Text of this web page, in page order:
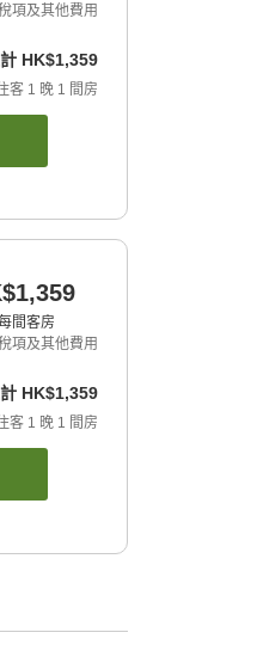
項及其他費用
HK$1,359
客 1 晚 1 間房
間客房
項及其他費用
HK$1,359
客 1 晚 1 間房